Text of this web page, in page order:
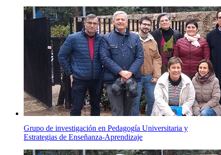
Grupo de investigación en Pedagogía Universitaria y
Estrategias de Enseñanza-Aprendizaje